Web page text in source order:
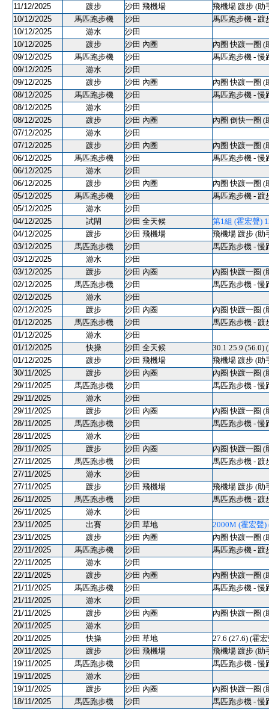
11/12/2025
踱步 沙田 飛機場
飛機場 踱步 (助
10/12/2025
馬匹跑步機 沙田
馬匹跑步機 - 踱
10/12/2025
游水
沙田
10/12/2025
踱步 沙田 內圈
內圈 快踱一圈 (
09/12/2025
馬匹跑步機 沙田
馬匹跑步機 - 慢
09/12/2025
游水
沙田
09/12/2025
踱步 沙田 內圈
內圈 快踱一圈 (
08/12/2025
馬匹跑步機 沙田
馬匹跑步機 - 慢
08/12/2025
游水
沙田
08/12/2025
踱步 沙田 內圈
內圈 倒快一圈 (
07/12/2025
游水
沙田
07/12/2025
踱步 沙田 內圈
內圈 快踱一圈 (
06/12/2025
馬匹跑步機 沙田
馬匹跑步機 - 慢
06/12/2025
游水
沙田
06/12/2025
踱步 沙田 內圈
內圈 快踱一圈 (
05/12/2025
馬匹跑步機 沙田
馬匹跑步機 - 踱
05/12/2025
游水
沙田
04/12/2025
試閘 沙田 全天候
第1組 (霍宏聲)
04/12/2025
踱步 沙田 飛機場
飛機場 踱步 (助
03/12/2025
馬匹跑步機 沙田
馬匹跑步機 - 慢
03/12/2025
游水
沙田
03/12/2025
踱步 沙田 內圈
內圈 快踱一圈 (
02/12/2025
馬匹跑步機 沙田
馬匹跑步機 - 慢
02/12/2025
游水
沙田
02/12/2025
踱步 沙田 內圈
內圈 快踱一圈 (
01/12/2025
馬匹跑步機 沙田
馬匹跑步機 - 踱
01/12/2025
游水
沙田
01/12/2025
快操 沙田 全天候
30.1 25.9 (56.0)
01/12/2025
踱步 沙田 飛機場
飛機場 踱步 (助
30/11/2025
踱步 沙田 內圈
內圈 快踱一圈 (
29/11/2025
馬匹跑步機 沙田
馬匹跑步機 - 慢
29/11/2025
游水
沙田
29/11/2025
踱步 沙田 內圈
內圈 快踱一圈 (
28/11/2025
馬匹跑步機 沙田
馬匹跑步機 - 慢
28/11/2025
游水
沙田
28/11/2025
踱步 沙田 內圈
內圈 快踱一圈 (
27/11/2025
馬匹跑步機 沙田
馬匹跑步機 - 踱
27/11/2025
游水
沙田
27/11/2025
踱步 沙田 飛機場
飛機場 踱步 (助
26/11/2025
馬匹跑步機 沙田
馬匹跑步機 - 踱
26/11/2025
游水
沙田
23/11/2025
出賽 沙田 草地
2000M (霍宏聲)
23/11/2025
踱步 沙田 內圈
內圈 快踱一圈 (
22/11/2025
馬匹跑步機 沙田
馬匹跑步機 - 踱
22/11/2025
游水
沙田
22/11/2025
踱步 沙田 內圈
內圈 快踱一圈 (
21/11/2025
馬匹跑步機 沙田
馬匹跑步機 - 慢
21/11/2025
游水
沙田
21/11/2025
踱步 沙田 內圈
內圈 快踱一圈 (
20/11/2025
游水
沙田
20/11/2025
快操 沙田 草地
27.6 (27.6) (霍
20/11/2025
踱步 沙田 飛機場
飛機場 踱步 (助
19/11/2025
馬匹跑步機 沙田
馬匹跑步機 - 慢
19/11/2025
游水
沙田
19/11/2025
踱步 沙田 內圈
內圈 快踱一圈 (
18/11/2025
馬匹跑步機 沙田
馬匹跑步機 - 慢